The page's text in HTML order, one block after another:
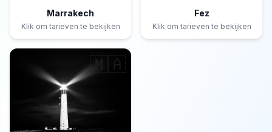
Marrakech
Klik om tarieven te bekijken
Fez
Klik om tarieven te bekijken
🇲🇦